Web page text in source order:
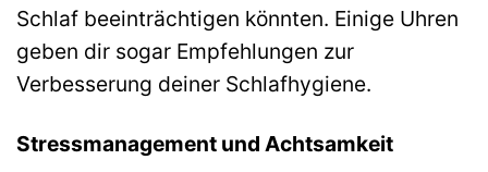
Schlaf beeinträchtigen könnten. Einige Uhren
geben dir sogar Empfehlungen zur
Verbesserung deiner Schlafhygiene.
Stressmanagement und Achtsamkeit